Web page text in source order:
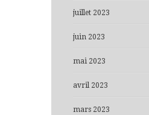
juillet 2023
juin 2023
mai 2023
avril 2023
mars 2023